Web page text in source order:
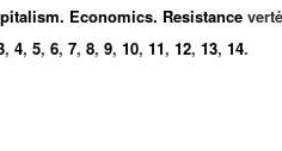
Economics. Resistance
, 4, 5, 6, 7, 8, 9, 10, 11, 12, 13, 14.